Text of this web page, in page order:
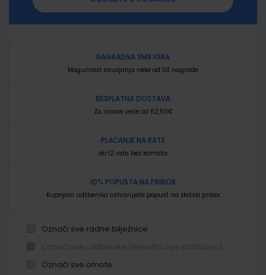
NAGRADNA SMS IGRA
Mogućnost osvajanja neke od 101 nagrade
BESPLATNA DOSTAVA
Za iznose veće od 62,50€
PLAĆANJE NA RATE
do 12 rata bez kamata
10% POPUSTA NA PRIBOR
Kupnjom udžbenika ostvarujete popust na školski pribor
Označi sve radne bilježnice
Označi sve omote